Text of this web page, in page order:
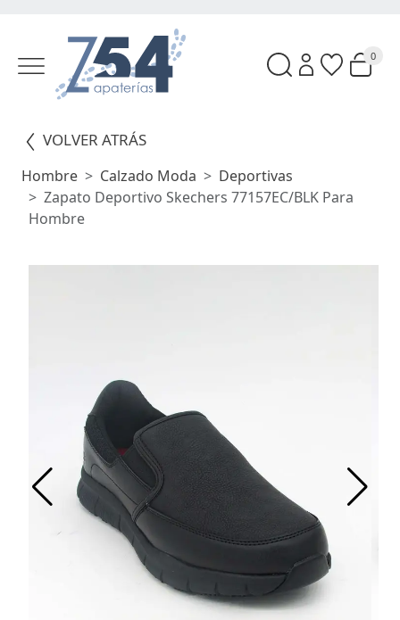
0
VOLVER ATRÁS
Hombre Calzado Moda
Deportivas
Zapato Deportivo Skechers 77157EC/BLK Para
Hombre